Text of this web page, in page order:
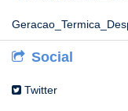
Social
Twitter